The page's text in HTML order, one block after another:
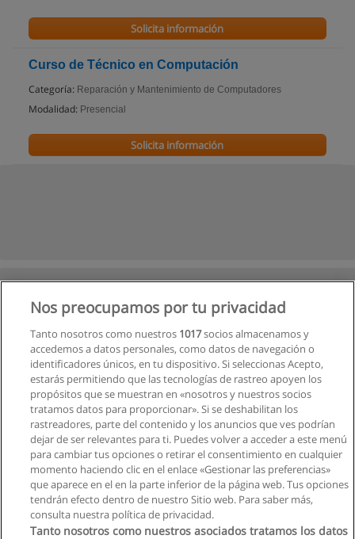
Solicita información
Curso de Técnico en Computación
Categoría: Reparación y Mantenimiento de Computadores
Modalidad: Presencial
Solicita información
Nos preocupamos por tu privacidad
Tanto nosotros como nuestros 1017socios almacenamos y
accedemos a datos personales, como datos de navegación o
identificadores únicos, en tu dispositivo. Si seleccionas Acepto,
estarás permitiendo que las tecnologías de rastreo apoyen los
propósitos que se muestran en «nosotros y nuestros socios
tratamos datos para proporcionar». Si se deshabilitan los
rastreadores, parte del contenido y los anuncios que ves podrían
dejar de ser relevantes para ti. Puedes volver a acceder a este menú
para cambiar tus opciones o retirar el consentimiento en cualquier
momento haciendo clic en el enlace «Gestionar las preferencias»
que aparece en el en la parte inferior de la página web. Tus opciones
tendrán efecto dentro de nuestro Sitio web. Para saber más,
consulta nuestra política de privacidad.
Tanto nosotros como nuestros asociados tratamos los datos